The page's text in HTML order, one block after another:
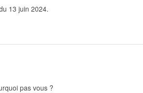
13 juin 2024.
pas vous ?